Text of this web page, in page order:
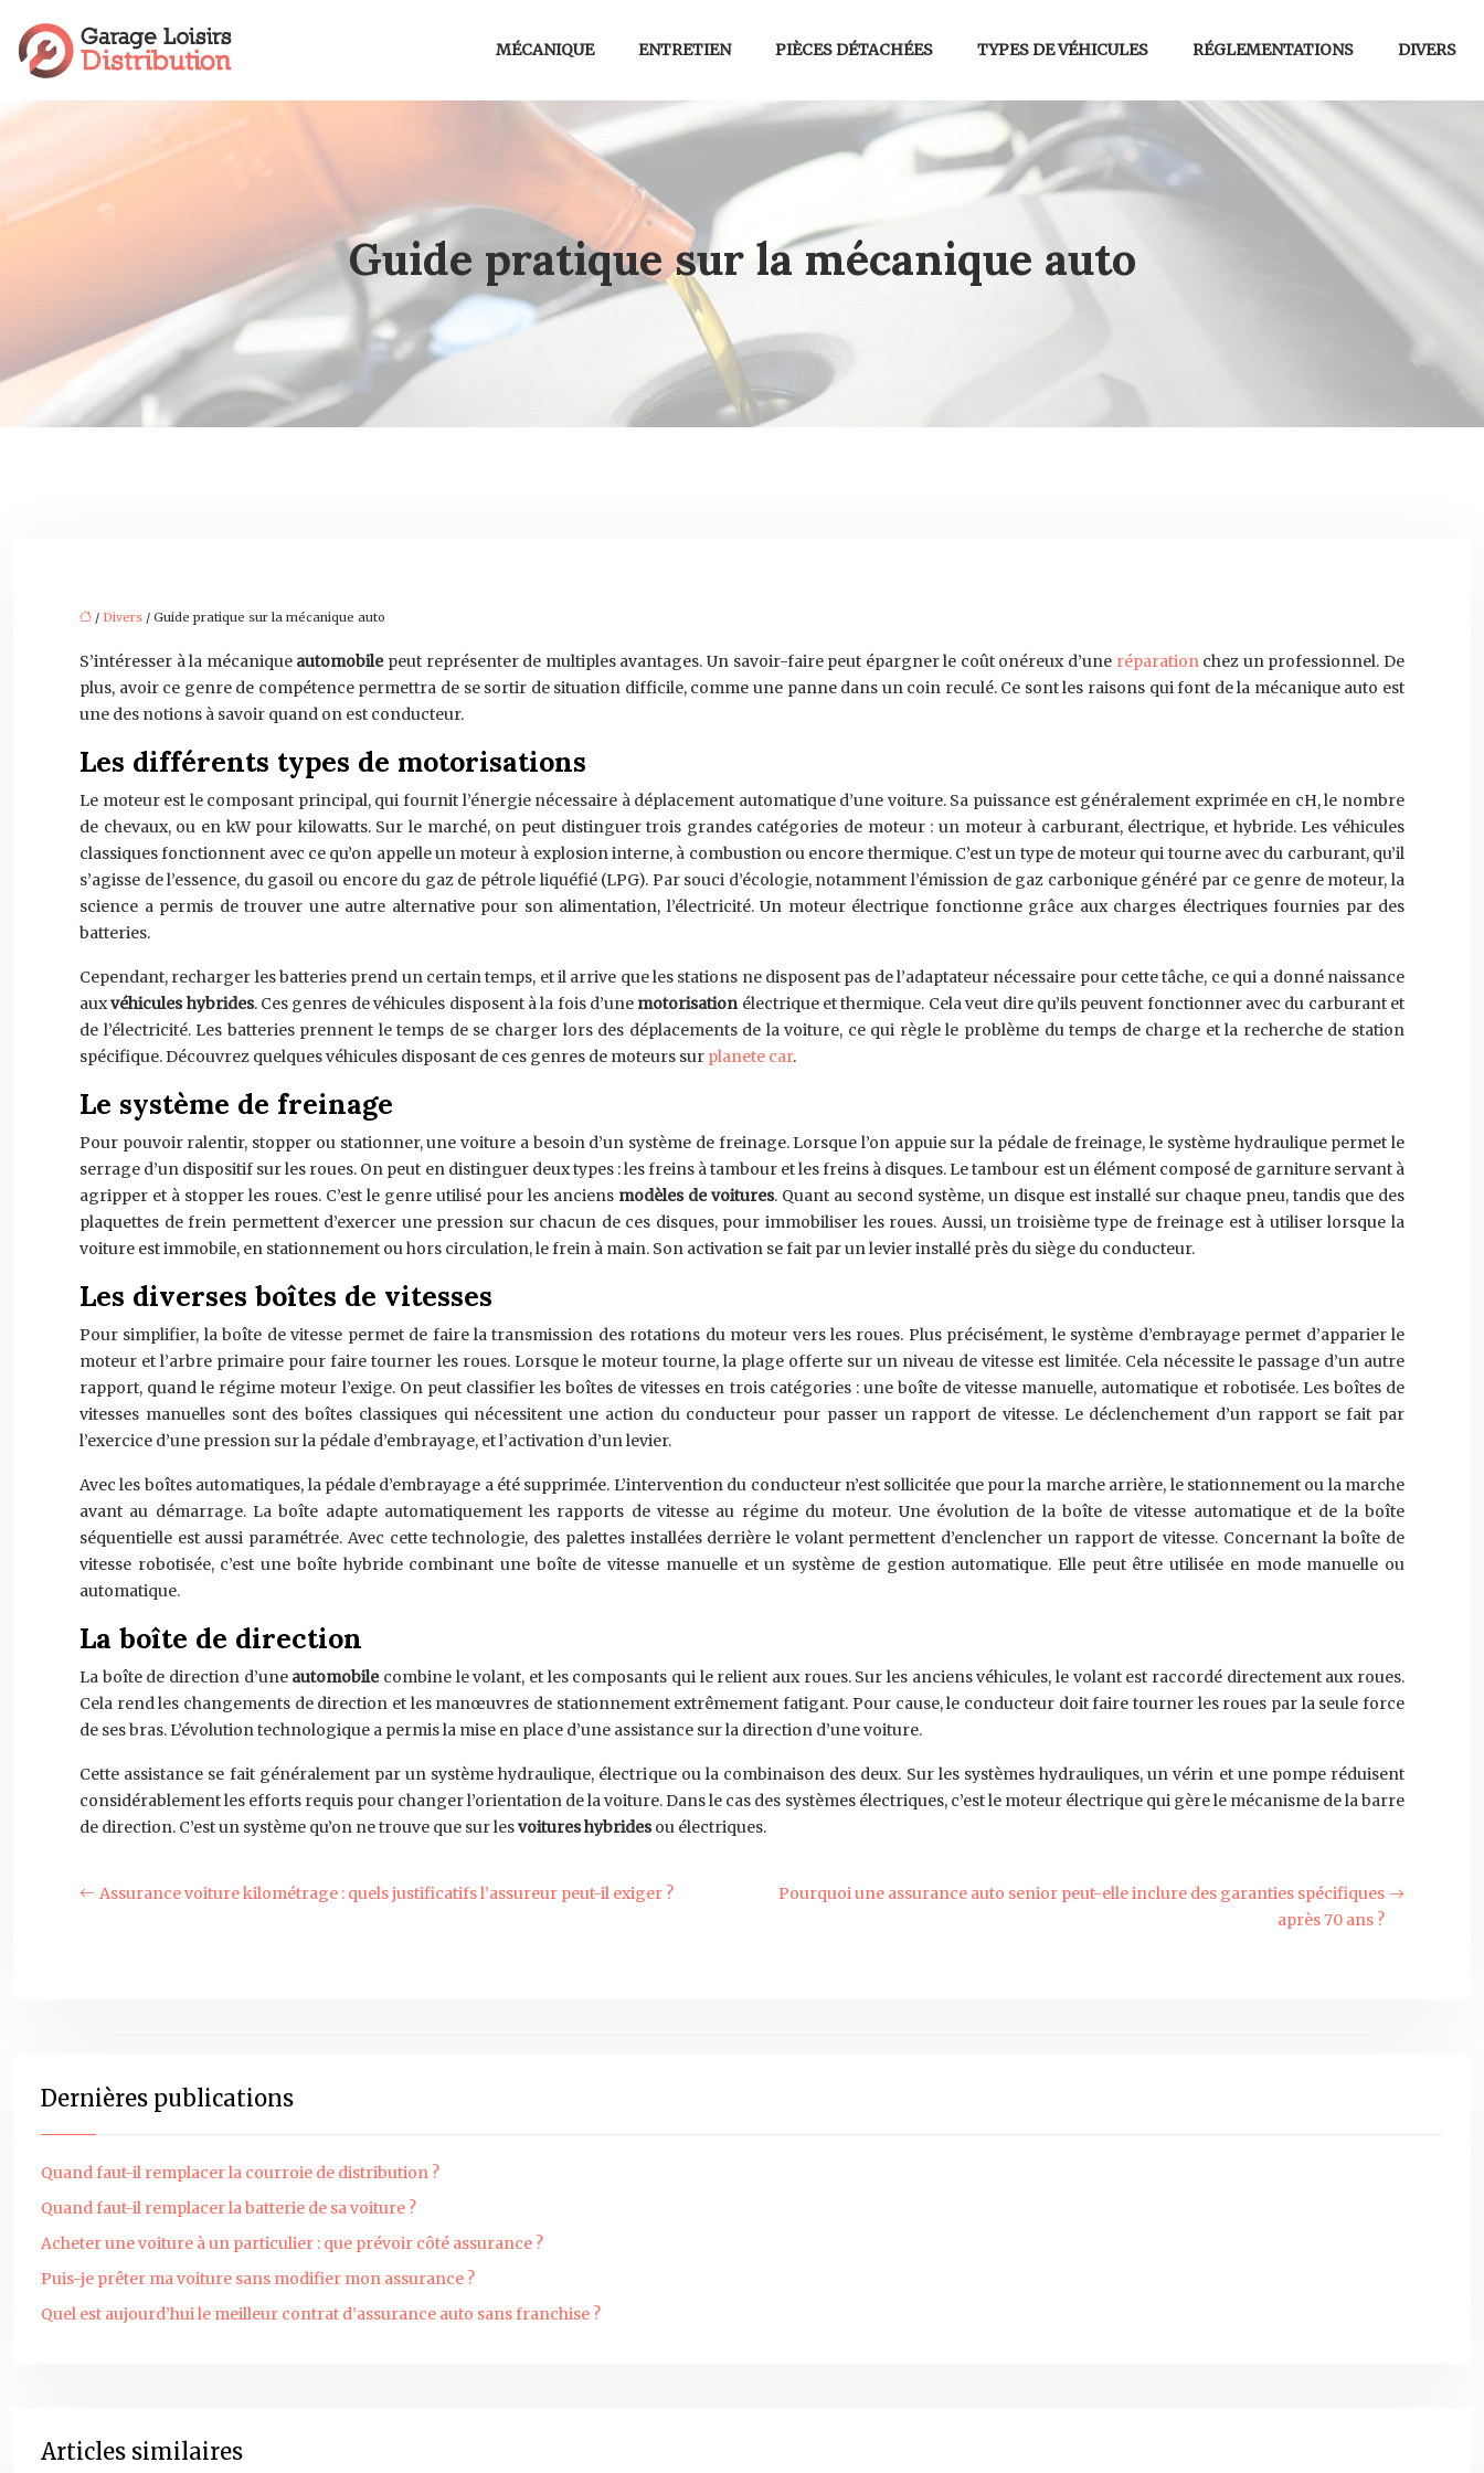
MÉCANIQUE ENTRETIEN PIÈCES DÉTACHÉES TYPES DE VÉHICULES RÉGLEMENTATIONS DIVERS
Guide pratique sur la mécanique auto
/ Divers / Guide pratique sur la mécanique auto
S’intéresser à la mécanique automobilepeut représenter de multiples avantages. Un savoir-faire peut épargner le coût onéreux d’une réparation chez un professionnel. De
plus, avoir ce genre de compétence permettra de se sortir de situation difficile, comme une panne dans un coin reculé. Ce sont les raisons qui font de la mécanique auto est
une des notions à savoir quand on est conducteur.
Les différents types de motorisations
Le moteur est le composant principal, qui fournit l’énergie nécessaire à déplacement automatique d’une voiture. Sa puissance est généralement exprimée en cH, le nombre
de chevaux, ou en kW pour kilowatts. Sur le marché, on peut distinguer trois grandes catégories de moteur : un moteur à carburant, électrique, et hybride. Les véhicules
classiques fonctionnent avec ce qu’on appelle un moteur à explosion interne, à combustion ou encore thermique. C’est un type de moteur qui tourne avec du carburant, qu’il
s’agisse de l’essence, du gasoil ou encore du gaz de pétrole liquéfié (LPG). Par souci d’écologie, notamment l’émission de gaz carbonique généré par ce genre de moteur, la
science a permis de trouver une autre alternative pour son alimentation, l’électricité. Un moteur électrique fonctionne grâce aux charges électriques fournies par des
batteries.
Cependant, recharger les batteries prend un certain temps, et il arrive que les stations ne disposent pas de l’adaptateur nécessaire pour cette tâche, ce qui a donné naissance
auxvéhicules hybrides. Ces genres de véhicules disposent à la fois d’une motorisationélectrique et thermique. Cela veut dire qu’ils peuvent fonctionner avec du carburant et
de l’électricité. Les batteries prennent le temps de se charger lors des déplacements de la voiture, ce qui règle le problème du temps de charge et la recherche de station
spécifique. Découvrez quelques véhicules disposant de ces genres de moteurs sur planete car.
Le système de freinage
Pour pouvoir ralentir, stopper ou stationner, une voiture a besoin d’un système de freinage. Lorsque l’on appuie sur la pédale de freinage, le système hydraulique permet le
serrage d’un dispositif sur les roues. On peut en distinguer deux types : les freins à tambour et les freins à disques. Le tambour est un élément composé de garniture servant à
agripper et à stopper les roues. C’est le genre utilisé pour les anciens modèles de voitures. Quant au second système, un disque est installé sur chaque pneu, tandis que des
plaquettes de frein permettent d’exercer une pression sur chacun de ces disques, pour immobiliser les roues. Aussi, un troisième type de freinage est à utiliser lorsque la
voiture est immobile, en stationnement ou hors circulation, le frein à main. Son activation se fait par un levier installé près du siège du conducteur.
Les diverses boîtes de vitesses
Pour simplifier, la boîte de vitesse permet de faire la transmission des rotations du moteur vers les roues. Plus précisément, le système d’embrayage permet d’apparier le
moteur et l’arbre primaire pour faire tourner les roues. Lorsque le moteur tourne, la plage offerte sur un niveau de vitesse est limitée. Cela nécessite le passage d’un autre
rapport, quand le régime moteur l’exige. On peut classifier les boîtes de vitesses en trois catégories : une boîte de vitesse manuelle, automatique et robotisée. Les boîtes de
vitesses manuelles sont des boîtes classiques qui nécessitent une action du conducteur pour passer un rapport de vitesse. Le déclenchement d’un rapport se fait par
l’exercice d’une pression sur la pédale d’embrayage, et l’activation d’un levier.
Avec les boîtes automatiques, la pédale d’embrayage a été supprimée. L’intervention du conducteur n’est sollicitée que pour la marche arrière, le stationnement ou la marche
avant au démarrage. La boîte adapte automatiquement les rapports de vitesse au régime du moteur. Une évolution de la boîte de vitesse automatique et de la boîte
séquentielle est aussi paramétrée. Avec cette technologie, des palettes installées derrière le volant permettent d’enclencher un rapport de vitesse. Concernant la boîte de
vitesse robotisée, c’est une boîte hybride combinant une boîte de vitesse manuelle et un système de gestion automatique. Elle peut être utilisée en mode manuelle ou
automatique.
La boîte de direction
La boîte de direction d’une automobile combine le volant, et les composants qui le relient aux roues. Sur les anciens véhicules, le volant est raccordé directement aux roues.
Cela rend les changements de direction et les manœuvres de stationnement extrêmement fatigant. Pour cause, le conducteur doit faire tourner les roues par la seule force
de ses bras. L’évolution technologique a permis la mise en place d’une assistance sur la direction d’une voiture.
Cette assistance se fait généralement par un système hydraulique, électrique ou la combinaison des deux. Sur les systèmes hydrauliques, un vérin et une pompe réduisent
considérablement les efforts requis pour changer l’orientation de la voiture. Dans le cas des systèmes électriques, c’est le moteur électrique qui gère le mécanisme de la barre
de direction. C’est un système qu’on ne trouve que sur lesvoitures hybridesou électriques.
Assurance voiture kilométrage : quels justificatifs l’assureur peut-il exiger ?
Pourquoi une assurance auto senior peut-elle inclure des garanties spécifiques
après 70 ans ?
Dernières publications
Quand faut-il remplacer la courroie de distribution ?
Quand faut-il remplacer la batterie de sa voiture ?
Acheter une voiture à un particulier : que prévoir côté assurance ?
Puis-je prêter ma voiture sans modifier mon assurance ?
Quel est aujourd’hui le meilleur contrat d’assurance auto sans franchise ?
Articles similaires